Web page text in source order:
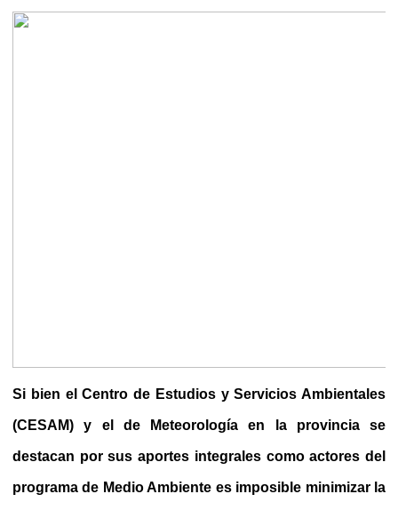
Si bien el Centro de Estudios y Servicios Ambientales
(CESAM) y el de Meteorología en la provincia se
destacan por sus aportes integrales como actores del
programa de Medio Ambiente es imposible minimizar la